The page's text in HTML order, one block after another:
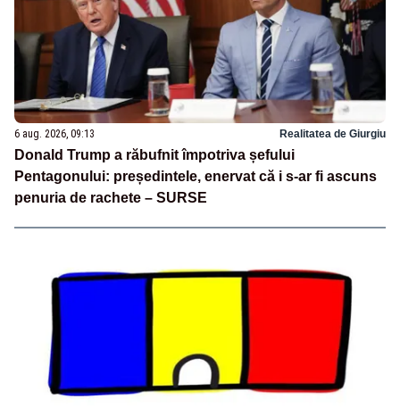
6 aug. 2026, 09:13 Realitatea de Giurgiu
Donald Trump a răbufnit împotriva șefului
Pentagonului: președintele, enervat că i s-ar fi ascuns
penuria de rachete – SURSE